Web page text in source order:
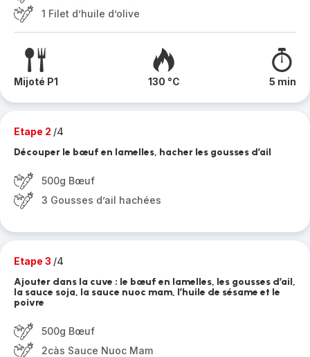
1 Filet d’huile d’olive
Mijoté P1 130 °C 5 min
Etape 2 /4
Découper le bœuf en lamelles, hacher les gousses d’ail
500g Bœuf
3 Gousses d’ail hachées
Etape 3 /4
Ajouter dans la cuve : le bœuf en lamelles, les gousses d’ail,
la sauce soja, la sauce nuoc mam, l’huile de sésame et le
poivre
500g Bœuf
2càs Sauce Nuoc Mam